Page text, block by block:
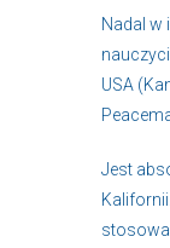
Nadal w
USA
Jest